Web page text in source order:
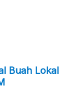
Buah Lokal